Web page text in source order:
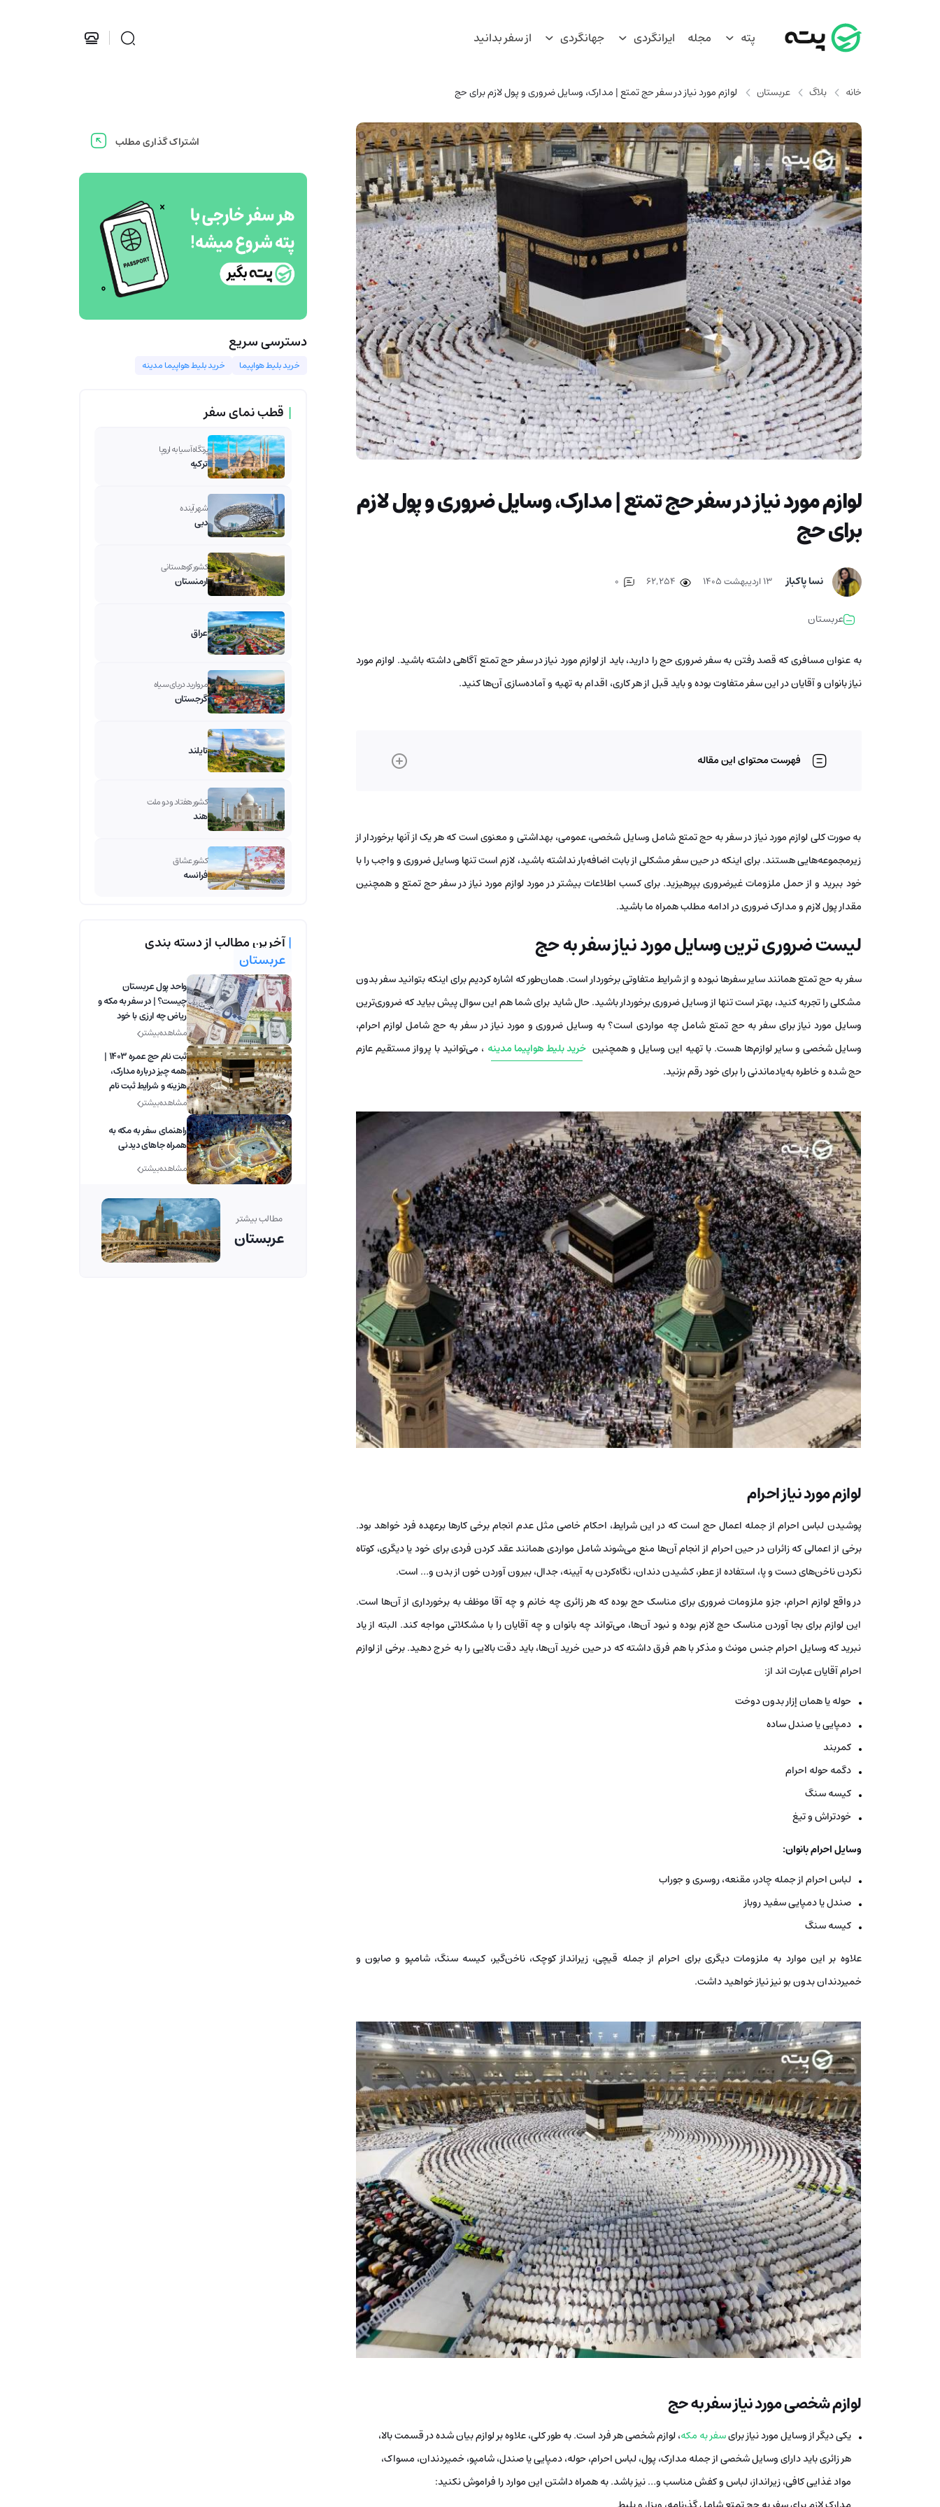
پته مجله ایرانگردی جهانگردی از سفر بدانید
خانه بلاگ عربستان لوازم مورد نیاز در سفر حج تمتع | مدارک، وسایل ضروری و پول لازم برای حج
لوازم مورد نیاز در سفر حج تمتع | مدارک، وسایل ضروری و پول لازم
برای حج
نسا پاکباز ۱۳ اردیبهشت ۱۴۰۵
عربستان
به‌ عنوان مسافری که قصد رفتن به سفر ضروری حج را دارید، باید از لوازم مورد نیاز در سفر حج تمتع آگاهی داشته باشید. لوازم مورد
نیاز بانوان و آقایان در این سفر متفاوت بوده و باید قبل از هر کاری، اقدام به تهیه و آماده‌سازی آن‌ها کنید.
فهرست محتوای این مقاله
به‌ صورت کلی لوازم مورد نیاز در سفر به حج تمتع شامل وسایل شخصی، عمومی، بهداشتی و معنوی است که هر یک از آنها برخوردار از
زیرمجموعه‌هایی هستند. برای اینکه در حین سفر مشکلی از بابت اضافه‌بار نداشته باشید، لازم است تنها وسایل ضروری و واجب را با
خود ببرید و از حمل ملزومات غیرضروری بپرهیزید. برای کسب اطلاعات بیشتر در مورد لوازم مورد نیاز در سفر حج تمتع و همچنین
مقدار پول لازم و مدارک ضروری در ادامه مطلب همراه ما باشید.
لیست ضروری ترین وسایل مورد نیاز سفر به حج
سفر به حج تمتع همانند سایر سفرها نبوده و از شرایط متفاوتی برخوردار است. همان‌طور که اشاره کردیم برای اینکه بتوانید سفر بدون
مشکلی را تجربه کنید، بهتر است تنها از وسایل ضروری برخوردار باشید. حال شاید برای شما هم این سوال پیش بیاید که ضروری‌ترین
وسایل مورد نیاز برای سفر به حج تمتع شامل چه مواردی است؟ به وسایل ضروری و مورد نیاز در سفر به حج شامل لوازم احرام،
وسایل شخصی و سایر لوازم‌ها هست. با تهیه این وسایل و همچنین خرید بلیط هواپیما مدینه ، می‌توانید با پرواز مستقیم عازم
حج شده و خاطره به‌یادماندنی را برای خود رقم بزنید.
لوازم مورد نیاز احرام
پوشیدن لباس احرام از جمله اعمال حج است که در این شرایط، احکام خاصی مثل عدم انجام برخی کارها برعهده فرد خواهد بود.
برخی از اعمالی که زائران در حین احرام از انجام آن‌ها منع می‌شوند شامل مواردی همانند عقد کردن فردی برای خود یا دیگری، کوتاه‌
نکردن ناخن‌های دست و پا، استفاده از عطر، کشیدن دندان، نگاه‌کردن به آیینه، جدال، بیرون آوردن خون از بدن و… است.
در واقع لوازم احرام، جزو ملزومات ضروری برای مناسک حج بوده که هر زائری چه خانم و چه آقا موظف به برخورداری از آن‌ها است.
این لوازم برای بجا آوردن مناسک حج لازم بوده و نبود آن‌ها، می‌تواند چه بانوان و چه آقایان را با مشکلاتی مواجه کند. البته از یاد
نبرید که وسایل احرام جنس مونث و مذکر با هم فرق داشته که در حین خرید آن‌ها، باید دقت بالایی را به خرج دهید. برخی از لوازم
احرام آقایان عبارت اند از:
حوله یا همان إزار بدون دوخت
دمپایی یا صندل ساده
کمربند
دگمه حوله احرام
کیسه سنگ
خودتراش و تیغ
وسایل احرام بانوان:
لباس احرام از جمله چادر، مقنعه، روسری و جوراب
صندل یا دمپایی سفید روباز
کیسه سنگ
علاوه بر این موارد به ملزومات دیگری برای احرام از جمله قیچی، زیرانداز کوچک، ناخن‌گیر، کیسه سنگ، شامپو و صابون و
خمیردندان بدون بو نیز نیاز خواهید داشت.
لوازم شخصی مورد نیاز سفر به حج
یکی دیگر از وسایل مورد نیاز برایسفر به مکه، لوازم شخصی هر فرد است. به‌ طور کلی، علاوه بر لوازم بیان شده در قسمت بالا،
هر زائری باید دارای وسایل شخصی از جمله مدارک، پول، لباس احرام، حوله، دمپایی یا صندل، شامپو، خمیردندان، مسواک،
مواد غذایی کافی، زیرانداز، لباس و کفش مناسب و… نیز باشد. به همراه داشتن این موارد را فراموش نکنید:
اشتراک گذاری مطلب
دسترسی سریع
خرید بلیط هواپیما خرید بلیط هواپیما مدینه
| قطب نمای سفر
پرتگاه آسیا به اروپا
ترکیه
شهر آینده
دبی
کشور کوهستانی
ارمنستان
عراق
مروارید دریای سیاه
گرجستان
تایلند
کشور هفتاد و دو ملت
هند
کشور عشاق
فرانسه
|آخرین مطالب از دسته بندی
عربستان
واحد پول عربستان
چیست؟ | در سفر به مکه و
ریاض چه ارزی با خود
ببریم؟
مشاهده بیشتر
ثبت نام حج عمره ۱۴۰۳ |
همه چیز درباره مدارک،
هزینه و شرایط ثبت نام
مشاهده بیشتر
راهنمای سفر به مکه به
همراه جاهای دیدنی
مشاهده بیشتر
مطالب بیشتر
عربستان